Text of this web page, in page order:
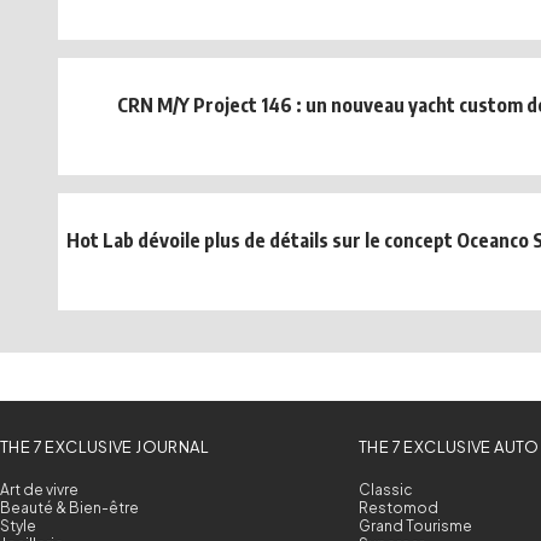
CRN M/Y Project 146 : un nouveau yacht custom
Hot Lab dévoile plus de détails sur le concept
THE 7 EXCLUSIVE JOURNAL
Art de vivre
Beauté & Bien-être
Style
THE 7 EXCLUSIVE AUTO
Classic
Restomod
Grand Tourisme